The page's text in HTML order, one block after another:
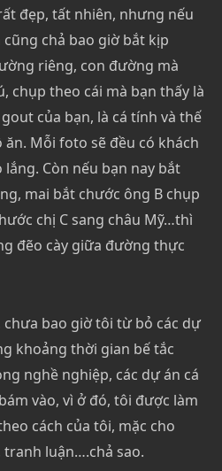
đẹp, tất nhiên, nhưng nếu
chả bao giờ bắt kịp
riêng, con đường mà
chụp theo cái mà bạn thấy là
của bạn, là cá tính và thế
ăn. Mỗi foto sẽ đều có khách
Còn nếu bạn nay bắt
mai bắt chước ông B chụp
chị C sang châu Mỹ…thì
đẽo cày giữa đường thực
chưa bao giờ tôi từ bỏ các dự
khoảng thời gian bế tắc
nghề nghiệp, các dự án cá
vào, vì ở đó, tôi được làm
cách của tôi, mặc cho
luận….chả sao.